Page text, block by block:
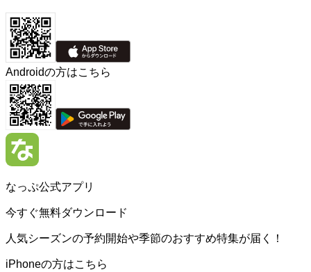
Androidの方はこちら
なっぷ公式アプリ
今すぐ無料ダウンロード
人気シーズンの予約開始や季節のおすすめ特集が届く！
iPhoneの方はこちら